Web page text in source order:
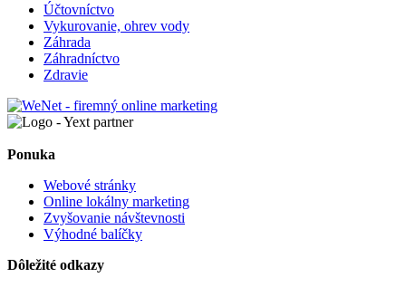
Účtovníctvo
Vykurovanie, ohrev vody
Záhrada
Záhradníctvo
Zdravie
Ponuka
Webové stránky
Online lokálny marketing
Zvyšovanie návštevnosti
Výhodné balíčky
Dôležité odkazy